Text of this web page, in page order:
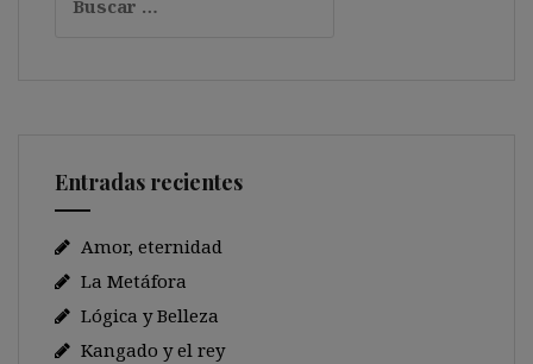
Entradas recientes
Amor, eternidad
La Metáfora
Lógica y Belleza
Kangado y el rey